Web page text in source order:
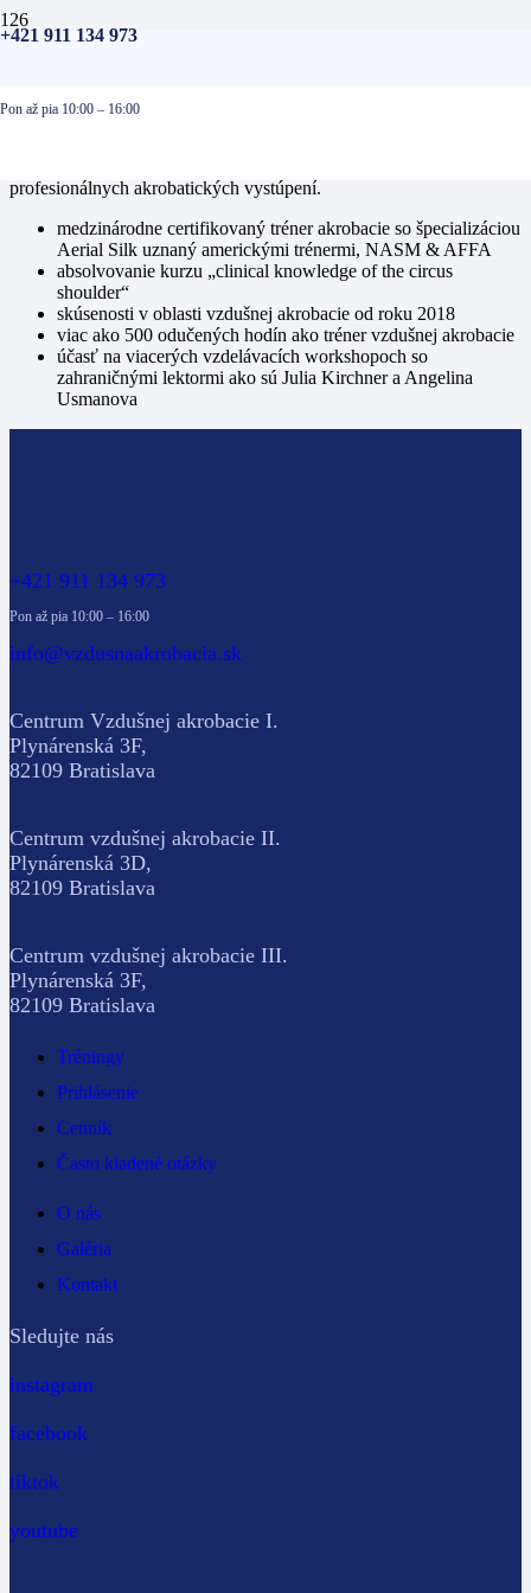
+421 911 134 973
Pon až pia 10:00 – 16:00
Karin od útleho veku prestriedala niekoľko druhov tanca. Najprv sa
Tak isto sa zaujímala o hudbu a hudobné nástroje, ktoré ju naučili
citu pre rytmus a melódiu. Naučila sa hre na flaute a gitare. Avšak
profesionálnych akrobatických vystúpení.
medzinárodne certifikovaný tréner akrobacie so špecializáciou
Aerial Silk uznaný americkými trénermi, NASM & AFFA
absolvovanie kurzu „clinical knowledge of the circus
shoulder“
skúsenosti v oblasti vzdušnej akrobacie od roku 2018
viac ako 500 odučených hodín ako tréner vzdušnej akrobacie
účasť na viacerých vzdelávacích workshopoch so
zahraničnými lektormi ako sú Julia Kirchner a Angelina
Usmanova
+421 911 134 973
Pon až pia 10:00 – 16:00
info@vzdusnaakrobacia.sk
Centrum Vzdušnej akrobacie I.
Plynárenská 3F,
82109 Bratislava
Centrum vzdušnej akrobacie II.
Plynárenská 3D,
82109 Bratislava
Centrum vzdušnej akrobacie III.
Plynárenská 3F,
82109 Bratislava
Tréningy
Prihlásenie
Cenník
Často kladené otázky
O nás
Galéria
Kontakt
Sledujte nás
instagram
facebook
tiktok
youtube